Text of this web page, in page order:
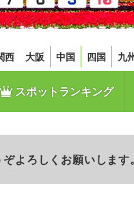
西 大阪 中国 四国 九
スポットランキング
よろしくお願いします。